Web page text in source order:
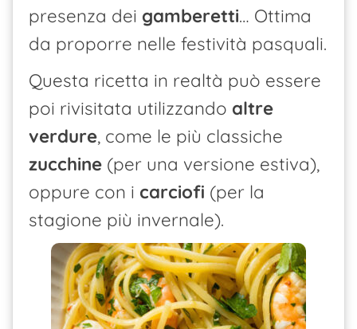
presenza dei gamberetti… Ottima
da proporre nelle festività pasquali.
Questa ricetta in realtà può essere
poi rivisitata utilizzando altre
verdure, come le più classiche
zucchine (per una versione estiva),
oppure con i carciofi (per la
stagione più invernale).